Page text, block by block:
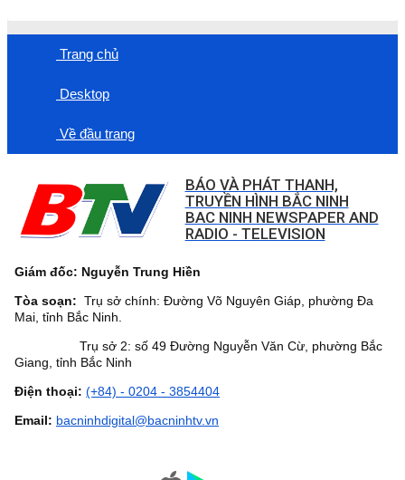
Trang chủ
Desktop
Về đầu trang
BÁO VÀ PHÁT THANH,
TRUYỀN HÌNH BẮC NINH
BAC NINH NEWSPAPER AND
RADIO - TELEVISION
Giám đốc: Nguyễn Trung Hiền
Tòa soạn: Trụ sở chính: Đường Võ Nguyên Giáp, phường Đa
Mai, tỉnh Bắc Ninh.
Trụ sở 2: số 49 Đường Nguyễn Văn Cừ, phường Bắc
Giang, tỉnh Bắc Ninh
Điện thoại: (+84) - 0204 - 3854404
Email: bacninhdigital@bacninhtv.vn